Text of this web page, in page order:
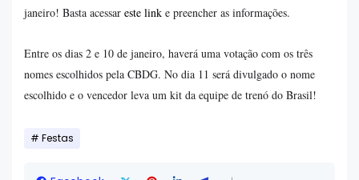
janeiro! Basta acessar este link e preencher as informações.
Entre os dias 2 e 10 de janeiro, haverá uma votação com os três
nomes escolhidos pela CBDG. No dia 11 será divulgado o nome
escolhido e o vencedor leva um kit da equipe de trenó do Brasil!
Festas